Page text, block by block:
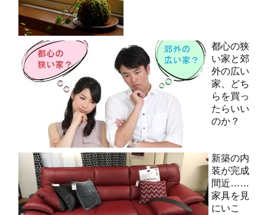
都心の狭
い家と郊
外の広い
家、どち
らを買っ
たらいい
のか？
新築の内
装が完成
間近……
家具を見
にいこ